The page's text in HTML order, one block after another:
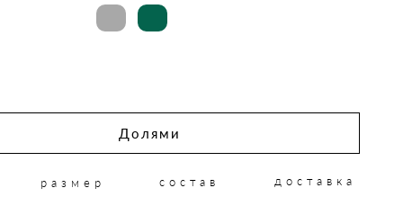
Долями
состав доставка
размер